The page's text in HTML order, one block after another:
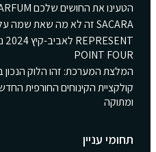
הטעינו את החושים שלכם GUCCI GUILTY ELIXIR DE PARFUM
SACARA זה לא מה שאת שמה על הפנים – זה הפנים
POINT FOUR
המלצת המערכת: זהו הלוק
קולקציית הקינוחים החורפית
ומתוקה
תחומי עניין